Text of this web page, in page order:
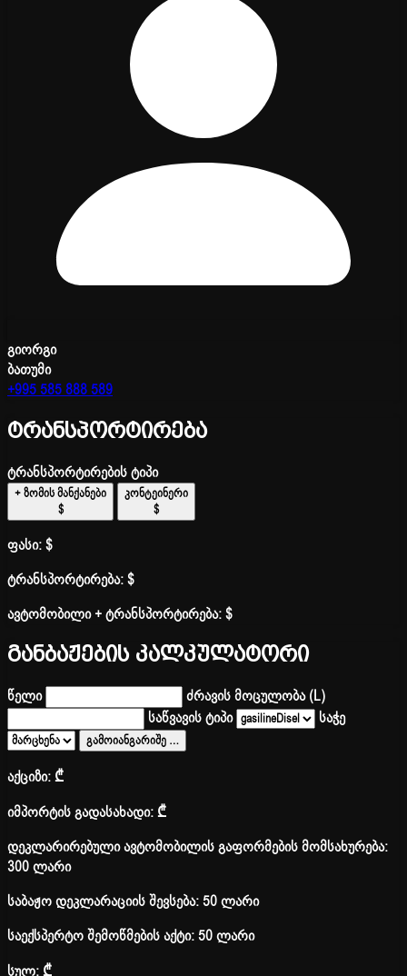
გიორგი
ბათუმი
+995 585 888 589
ტრანსპორტირება
ტრანსპორტირების ტიპი
+ ზომის მანქანები
$
კონტეინერი
$
ფასი:$
ტრანსპორტირება:$
ავტომობილი + ტრანსპორტირება:$
განბაჟების კალკულატორი
წელი
ძრავის მოცულობა (L)
საწვავის ტიპი
საჭე
გამოიანგარიშე …
აქციზი:₾
იმპორტის გადასახადი:₾
დეკლარირებული ავტომობილის გაფორმების მომსახურება:
300 ლარი
საბაჟო დეკლარაციის შევსება: 50 ლარი
საექსპერტო შემოწმების აქტი: 50 ლარი
სულ:₾